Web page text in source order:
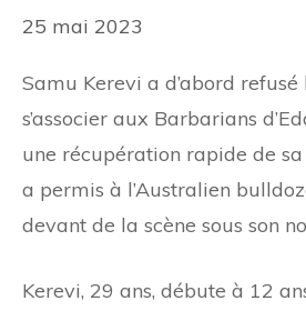
25 mai 2023
Samu Kerevi a d’abord refusé
s’associer aux Barbarians
une récupération rapide de
a permis à l’Australien
devant de la scène sous son
Kerevi, 29 ans, débute à 12